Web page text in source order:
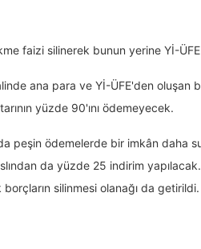
faizi silinerek bunun yerine Yİ-
ana para ve Yİ-ÜFE'den oluşan
yüzde 90'ını ödemeyecek.
peşin ödemelerde bir imkân daha
da yüzde 25 indirim yapılacak.
silinmesi olanağı da getirildi.